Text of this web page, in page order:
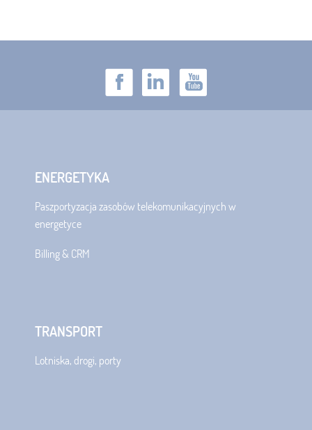
ENERGETYKA
Paszportyzacja zasobów telekomunikacyjnych w
energetyce
Billing & CRM
TRANSPORT
Lotniska, drogi, porty